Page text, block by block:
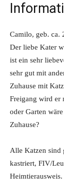
Camilo, geb. ca.
Der liebe Kater
ist ein sehr
sehr gut mit
Zuhause mit
Freigang wird er
oder Garten
Zuhause?
Alle Katzen sind
kastriert, FIV/
Heimtierausweis.